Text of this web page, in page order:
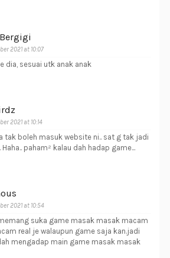
2021 at 10:07
dia, sesuai utk anak anak
2021 at 10:14
tak boleh masuk website ni.. sat g tak jadi
Haha.. paham² kalau dah hadap game...
2021 at 10:54
suka game masak masak macam
real je walaupun game saja kan.jadi
mengadap main game masak masak